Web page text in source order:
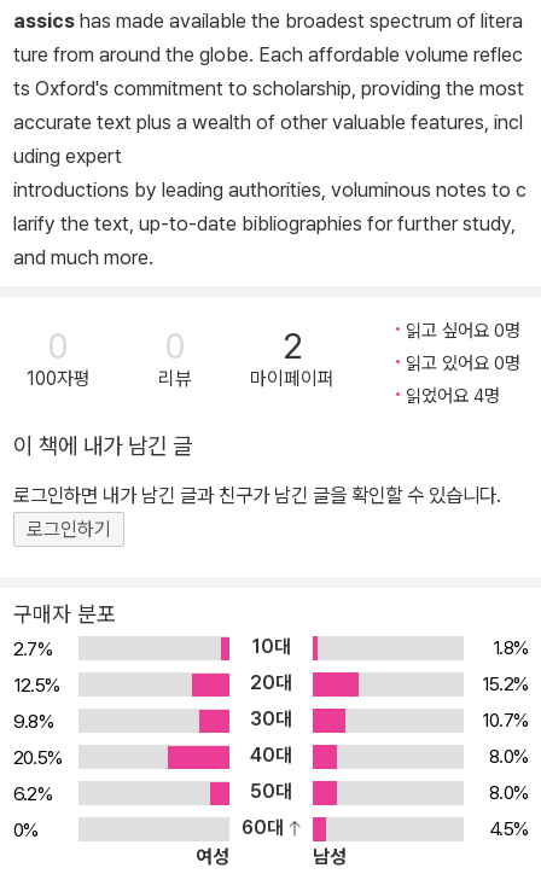
assics has made available the broadest spectrum of litera
ture from around the globe. Each affordable volume reflec
ts Oxford's commitment to scholarship, providing the most
accurate text plus a wealth of other valuable features, incl
uding expert
introductions by leading authorities, voluminous notes to c
larify the text, up-to-date bibliographies for further study,
and much more.
0
100자평
0
리뷰
2
마이페이퍼
읽고 싶어요 0명
읽고 있어요 0명
읽었어요 4명
이 책에 내가 남긴 글
로그인하면 내가 남긴 글과 친구가 남긴 글을 확인할 수 있습니다.
로그인하기
구매자 분포
2.7% 10대
1.8%
12.5%
20대
15.2%
9.8%
30대
10.7%
20.5%
40대
8.0%
6.2%
50대
8.0%
0%
60대
4.5%
여성
남성